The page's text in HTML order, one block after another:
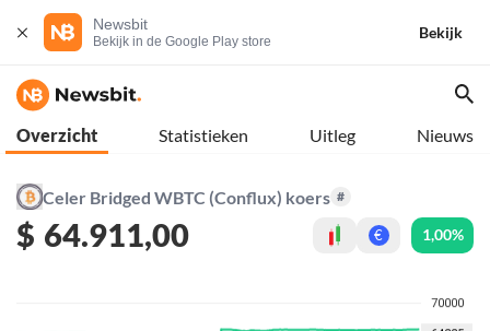
Newsbit
Bekijk in de Google Play store
Bekijk
Overzicht Statistieken Uitleg Nieuws
Celer Bridged WBTC (Conflux) koers #
$ 64.911,00 € 1,00%